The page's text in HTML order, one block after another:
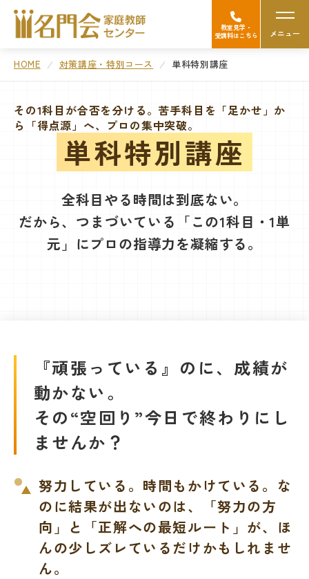
教室見学・
受講料はこちら メニュー
Googleの口コミを見る
中学受験
高校受験/中高一貫対策
大学受験
対策講座・特別コース
受講までの流れ
無料受験セミナ
ー
会社概要 プライバシーポリシー
カスタマーハラスメントに対する基本方針
リソー教育グループについて
HOME 対策講座・特別コース 単科特別講座
その1科目が合否を分ける。苦手科目を「足かせ」か
ら「得点源」へ、プロの集中突破。
単科特別講座
全科目やる時間は到底ない。
だから、つまづいている「この1科目・1単
元」にプロの指導力を凝縮する。
『頑張っている』のに、成績が
動かない。
その“空回り”今日で終わりにし
ませんか？
努力している。時間もかけている。な
のに結果が出ないのは、「努力の方
向」と「正解への最短ルート」が、ほ
んの少しズレているだけかもしれませ
ん。